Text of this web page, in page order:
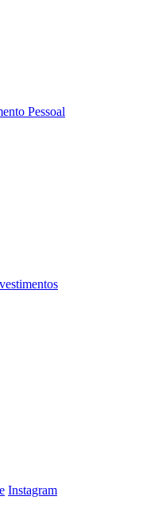
Pessoal
Instagram